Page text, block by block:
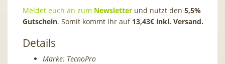
Meldet euch an zum Newsletter und nutzt den 5,5%
Gutschein. Somit kommt ihr auf 13,43€ inkl. Versand.
Details
Marke: TecnoPro